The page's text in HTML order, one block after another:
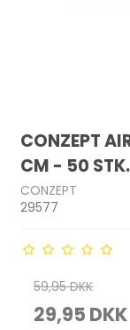
CONZEPT
CM - 50 STK.
CONZEPT
29577
59,95 DKK
29,95 DKK